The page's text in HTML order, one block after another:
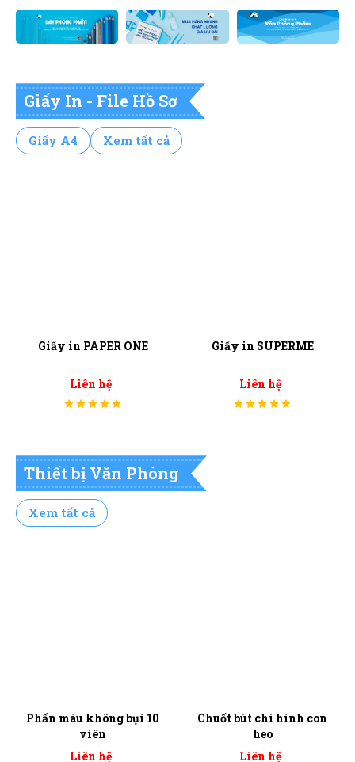
Giấy In - File Hồ Sơ
Giấy A4 Xem tất cả
Giấy in PAPER ONE
Liên hệ
Giấy in SUPERME
Liên hệ
Thiết bị Văn Phòng
Xem tất cả
Phấn màu không bụi 10
viên
Liên hệ
Chuốt bút chì hình con
heo
Liên hệ